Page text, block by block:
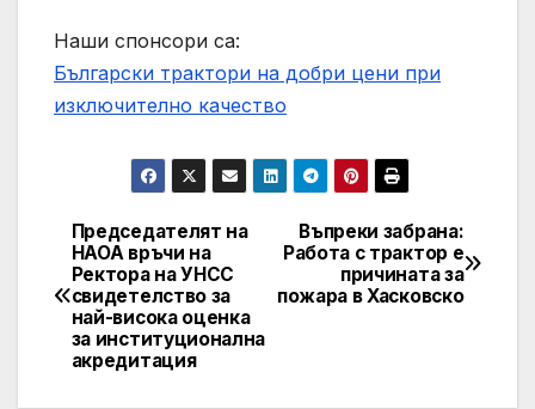
Наши спонсори са:
Български трактори на добри цени при
изключително качество
Post
navigation
Въпреки забрана:
Работа с трактор е
причината за
пожара в Хасковско
Председателят на
НАОА връчи на
Ректорa на УНСС
свидетелство за
най-висока оценка
за институционална
акредитация